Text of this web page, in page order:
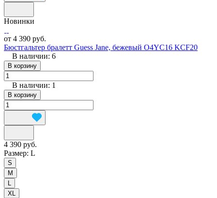
Новинки
от 4 390 руб.
Бюстгальтер бралетт Guess Jane, бежевый O4YC16 KCF20
В наличии: 6
В корзину
В наличии: 1
В корзину
4 390 руб.
Размер: L
S
M
L
XL